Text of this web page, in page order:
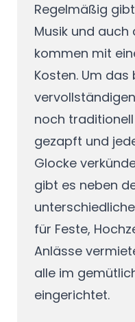
Regelmäßig
Musik und auch
kommen mit
Kosten. Um das
noch
gezapft und
Glocke
gibt es neben
für Feste,
Anlässe
alle im
eingerichtet.